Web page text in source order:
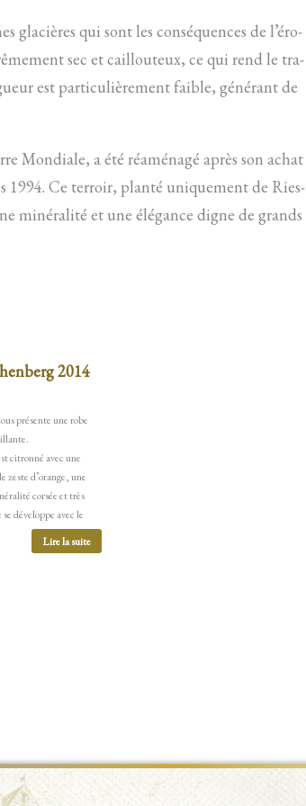
gla­cières qui sont les consé­quences de l’éro­
sec et caillou­teux, ce qui rend le tra­
est par­ti­cu­liè­re­ment faible, gé­né­rant de
Mon­diale, a été ré­amé­nagé après son achat
1994. Ce ter­roir, planté uni­que­ment de Ries­
mi­né­ra­lité et une élé­gance digne de grands
2014
présente une robe
citronné avec une
zeste d’orange, une
corsée et très
développe avec le
l’attaque est vive et
Lire la suite